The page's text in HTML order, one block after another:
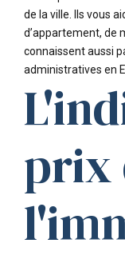
de la ville. Ils vous
d’appartement, de
connaissent aussi
administratives en
prix